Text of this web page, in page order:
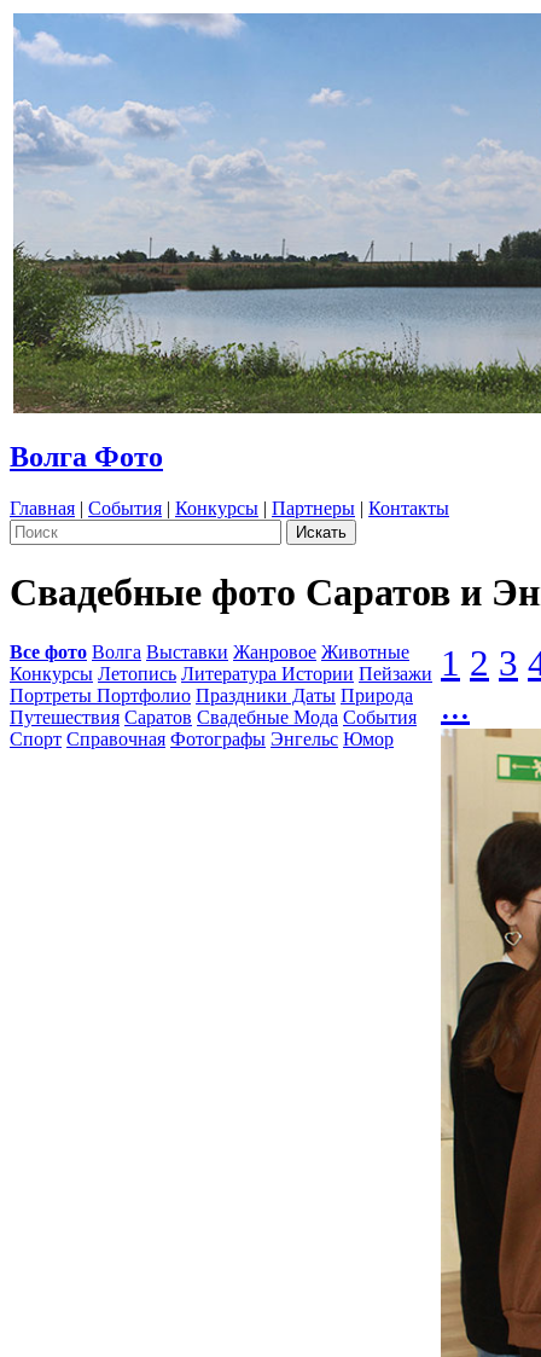
Волга Фото
Главная | События | Конкурсы | Партнеры | Контакты
Свадебные фото Саратов и
Все фото Волга Выставки Жанровое Животные
Конкурсы Летопись Литература Истории Пейзажи
Портреты Портфолио Праздники Даты Природа
Путешествия Саратов Свадебные Мода События
Спорт Справочная Фотографы Энгельс Юмор
1 2 3
...